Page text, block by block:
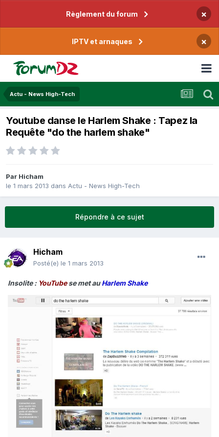
Règlement du forum ×
IPTV et arnaques ×
Actu - News High-Tech
Youtube danse le Harlem Shake : Tapez la
Requête "do the harlem shake"
Par Hicham
le 1 mars 2013 dans Actu - News High-Tech
Répondre à ce sujet
Hicham
Posté(e) le 1 mars 2013
Insolite : YouTubese met auHarlem Shake